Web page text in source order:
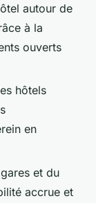
autour de
à la
ouverts
hôtels
en
et du
accrue et